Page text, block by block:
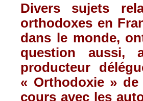
Divers sujets
orthodoxes en
dans le monde,
question aussi,
producteur
« Orthodoxie »
cours avec les